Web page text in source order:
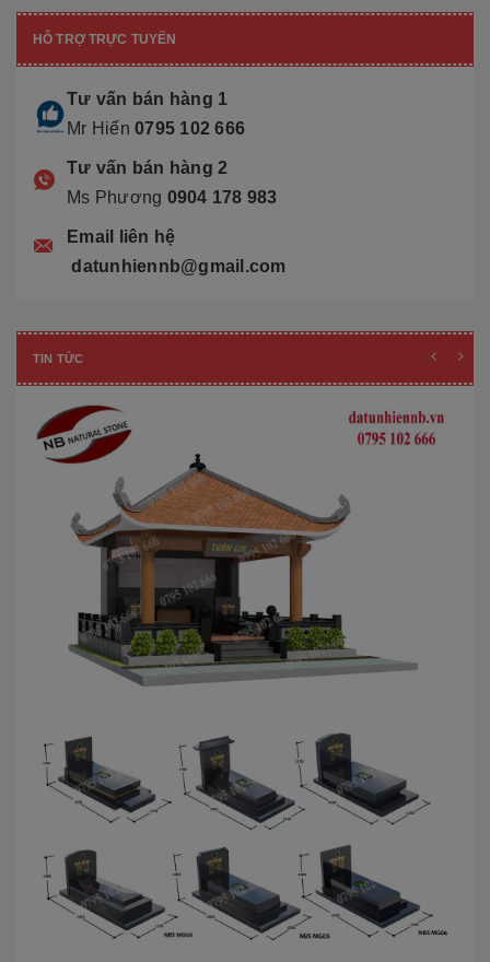
HỖ TRỢ TRỰC TUYẾN
Tư vấn bán hàng 1
Mr Hiển 0795 102 666
Tư vấn bán hàng 2
Ms Phương 0904 178 983
Email liên hệ
datunhiennb@gmail.com
TIN TỨC